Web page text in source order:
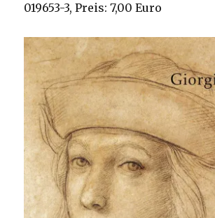
019653-3, Preis: 7,00 Euro